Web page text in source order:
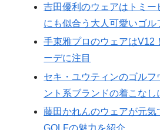
吉田優利のウェアはトミ
にも似合う大人可愛いゴル
手束雅プロのウェアはV12
ーデに注目
セキ・ユウティンのゴルフ
ント系ブランドの着こなし
藤田かれんのウェアが元気
GOLFの魅力を紹介